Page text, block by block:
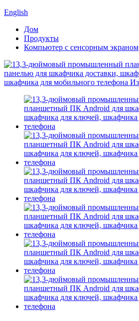
English
Дом
Продукты
Компьютер с сенсорным экраном